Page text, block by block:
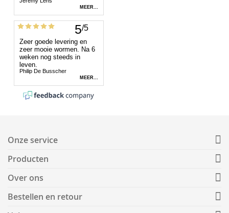
Onze service
Producten
Over ons
Bestellen en retour